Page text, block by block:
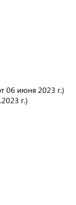
06 июня 2023 г.)
г.)